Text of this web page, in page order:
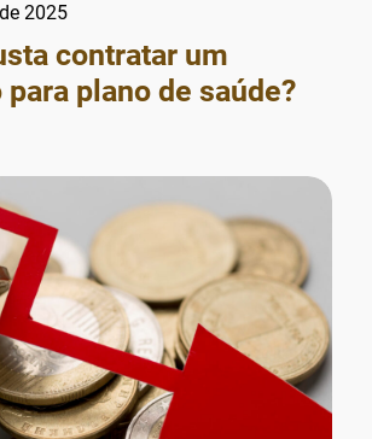
2025
contratar um
plano de saúde?